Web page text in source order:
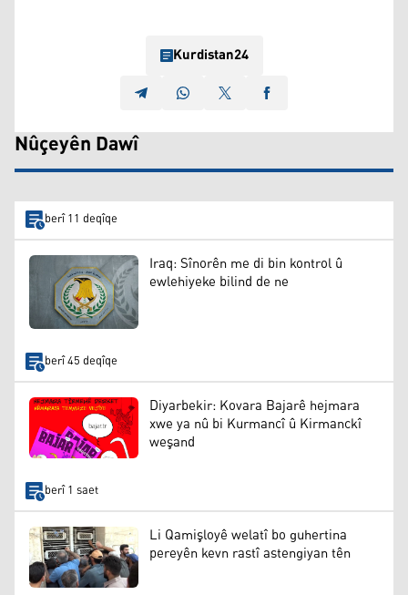
Kurdistan24
Nûçeyên Dawî
berî 11 deqîqe
Iraq: Sînorên me di bin kontrol û
ewlehiyeke bilind de ne
berî 45 deqîqe
Diyarbekir: Kovara Bajarê hejmara
xwe ya nû bi Kurmancî û Kirmanckî
weşand
berî 1 saet
Li Qamişloyê welatî bo guhertina
pereyên kevn rastî astengiyan tên